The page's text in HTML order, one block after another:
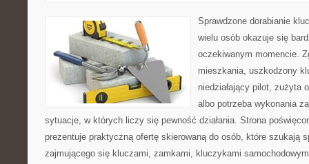
Sprawdzone dorabianie
wielu osób okazuje się
oczekiwanym momencie.
mieszkania, uszkodzony
niedziałający pilot, zużyta
albo potrzeba wykonania
sytuacje, w których liczy się pewność działania. Strona
prezentuje praktyczną ofertę skierowaną do osób, które szukają
zajmującego się kluczami, zamkami, kluczykami